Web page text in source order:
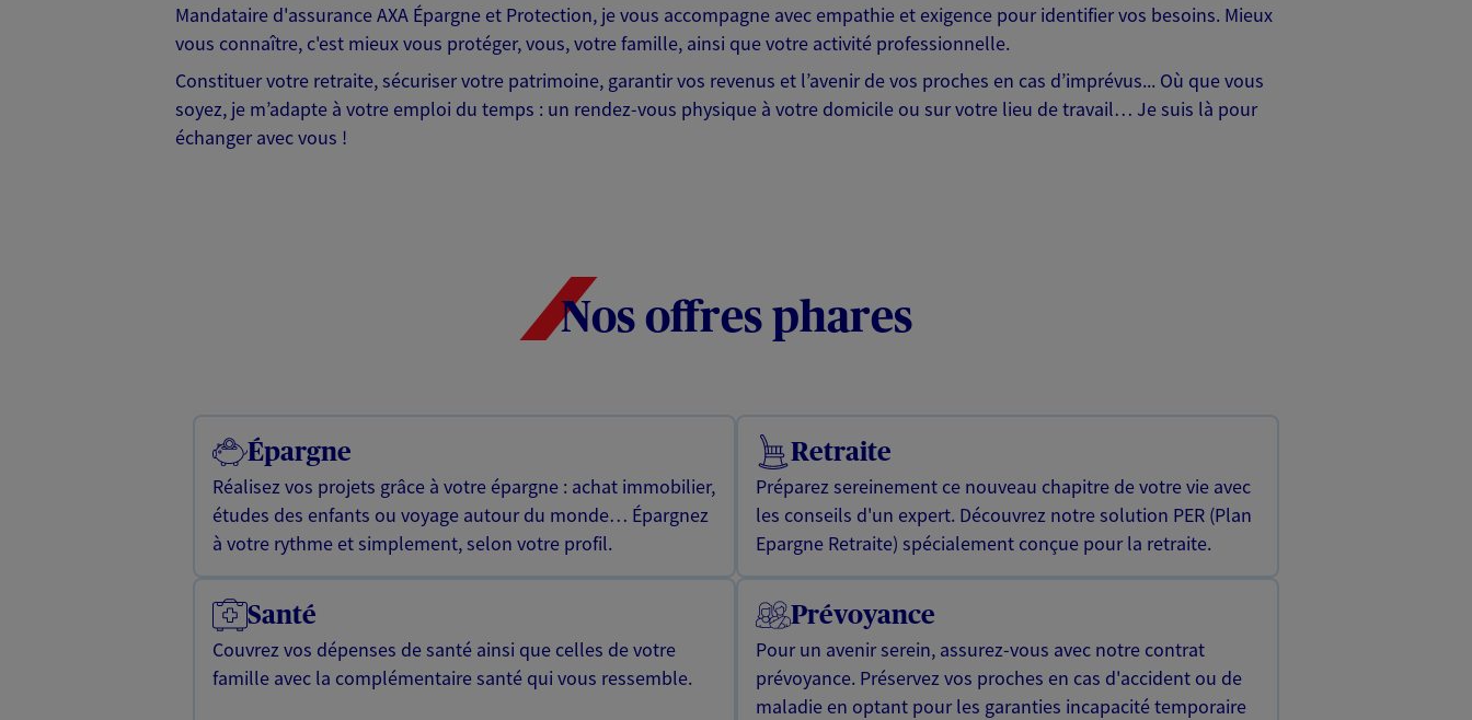
Mandataire d'assurance AXA Épargne et Protection, je vous accompagne avec empathie et exigence pour identifier vos besoins. Mieux
vous connaître, c'est mieux vous protéger, vous, votre famille, ainsi que votre activité professionnelle.
Constituer votre retraite, sécuriser votre patrimoine, garantir vos revenus et l’avenir de vos proches en cas d’imprévus... Où que vous
soyez, je m’adapte à votre emploi du temps : un rendez-vous physique à votre domicile ou sur votre lieu de travail… Je suis là pour
échanger avec vous !
Nos offres phares
Épargne
Réalisez vos projets grâce à votre épargne : achat immobilier,
études des enfants ou voyage autour du monde… Épargnez
à votre rythme et simplement, selon votre profil.
Retraite
Préparez sereinement ce nouveau chapitre de votre vie avec
les conseils d'un expert. Découvrez notre solution PER (Plan
Epargne Retraite) spécialement conçue pour la retraite.
Santé
Couvrez vos dépenses de santé ainsi que celles de votre
famille avec la complémentaire santé qui vous ressemble.
Prévoyance
Pour un avenir serein, assurez-vous avec notre contrat
prévoyance. Préservez vos proches en cas d'accident ou de
maladie en optant pour les garanties incapacité temporaire